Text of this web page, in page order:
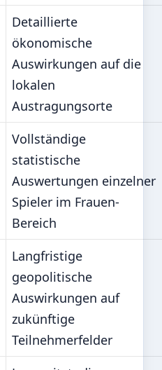
Detaillierte
ökonomische
Auswirkungen auf die
lokalen
Austragungsorte
Vollständige
statistische
Auswertungen einzelner
Spieler im Frauen-
Bereich
Langfristige
geopolitische
Auswirkungen auf
zukünftige
Teilnehmerfelder